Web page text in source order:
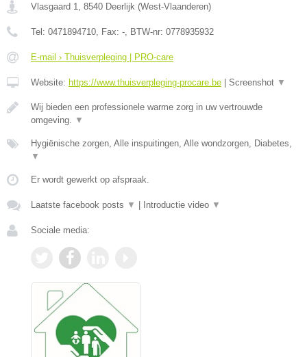
Vlasgaard 1 8540 Deerlijk (West-Vlaanderen)
Tel: 0471894710 , Fax: - , BTW-nr: 0778935932
E-mail › Thuisverpleging | PRO-care
Website: https://www.thuisverpleging-procare.be | Screenshot ▼
Wij bieden een professionele warme zorg in uw vertrouwde
omgeving.
▼
Hygiënische zorgen, Alle inspuitingen, Alle wondzorgen, Diabetes,
▼
Er wordt gewerkt op afspraak.
Laatste facebook posts ▼ | Introductie video ▼
Sociale media: